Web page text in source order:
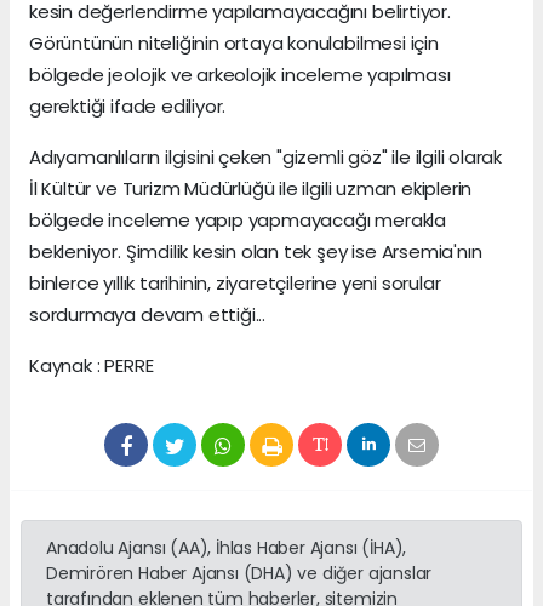
kesin değerlendirme yapılamayacağını belirtiyor.
Görüntünün niteliğinin ortaya konulabilmesi için
bölgede jeolojik ve arkeolojik inceleme yapılması
gerektiği ifade ediliyor.
Adıyamanlıların ilgisini çeken "gizemli göz" ile ilgili olarak
İl Kültür ve Turizm Müdürlüğü ile ilgili uzman ekiplerin
bölgede inceleme yapıp yapmayacağı merakla
bekleniyor. Şimdilik kesin olan tek şey ise Arsemia'nın
binlerce yıllık tarihinin, ziyaretçilerine yeni sorular
sordurmaya devam ettiği...
Kaynak : PERRE
Anadolu Ajansı (AA), İhlas Haber Ajansı (İHA),
Demirören Haber Ajansı (DHA) ve diğer ajanslar
tarafından eklenen tüm haberler, sitemizin